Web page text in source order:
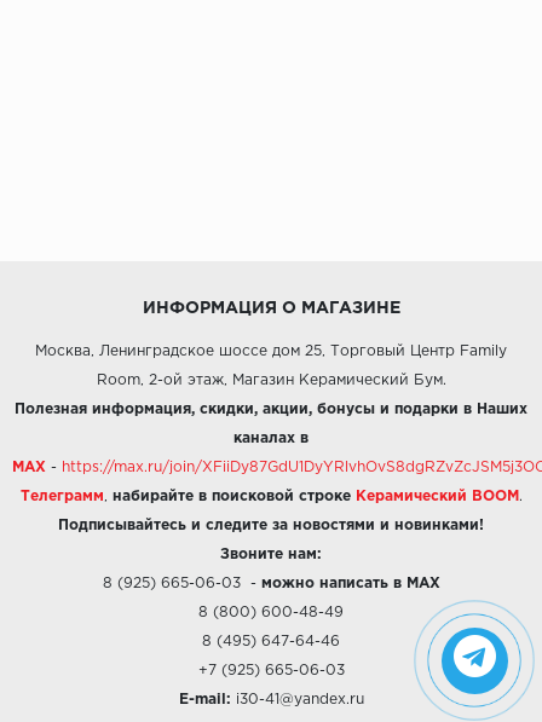
ИНФОРМАЦИЯ О МАГАЗИНЕ
Москва, Ленинградское шоссе дом 25, Торговый Центр Family
Room, 2-ой этаж, Магазин Керамический Бум.
Полезная информация, скидки, акции, бонусы и подарки в Наших
каналах в
MAX - https://max.ru/join/
Телеграмм набирайте в поисковой строке Керамический BOOM .
Подписывайтесь и следите за новостями и новинками!
Звоните нам:
8 (925) 665-06-03- можно написать в MAX
8 (800) 600-48-49
8 (495) 647-64-46
+7 (925) 665-06-03
E-mail: i30-41@yandex.ru